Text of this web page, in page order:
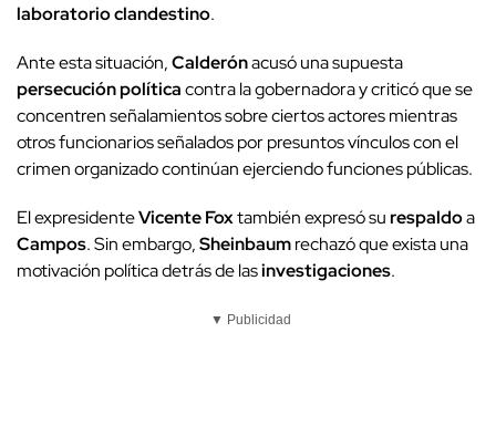
laboratorio clandestino.
Ante esta situación,Calderónacusó una supuesta
persecución políticacontra la gobernadora y criticó que se
concentren señalamientos sobre ciertos actores mientras
otros funcionarios señalados por presuntos vínculos con el
crimen organizado continúan ejerciendo funciones públicas.
El expresidenteVicente Foxtambién expresó surespaldoa
Campos. Sin embargo,Sheinbaumrechazó que exista una
motivación política detrás de lasinvestigaciones.
▼ Publicidad